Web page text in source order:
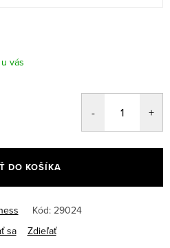
DO KOŠÍKA
Kód: 29024
sa
Zdieľať